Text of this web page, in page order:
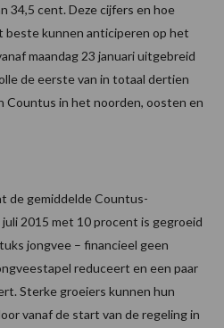
34,5 cent. Deze cijfers en hoe
beste kunnen anticiperen op het
maandag 23 januari uitgebreid
de eerste van in totaal dertien
Countus in het noorden, oosten en
de gemiddelde Countus-
2015 met 10 procent is gegroeid
jongvee – financieel geen
reduceert en een paar
Sterke groeiers kunnen hun
vanaf de start van de regeling in